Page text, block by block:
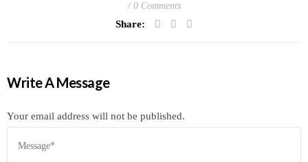
0 Comments
Share:
Write A Message
Your email address will not be published.